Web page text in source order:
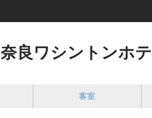
奈良ワシントンホ
客室